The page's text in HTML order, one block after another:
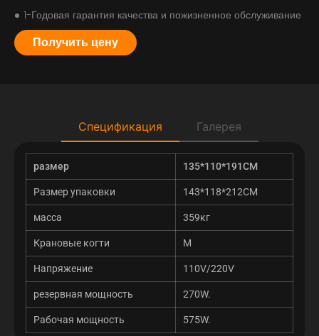
1-Годовая гарантия качества и пожизненное обслуживание
Получить цену
Спецификация Галерея
размер 135*110*191СМ
Размер упаковки 143*118*212СМ
масса 359кг
Крановые когти М
Напряжение 110V/220V
резервная мощность 270W.
Рабочая мощность 575W.